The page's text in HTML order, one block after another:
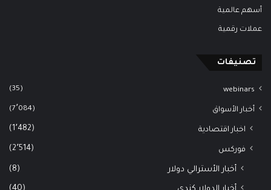
أسهم عالمية
عملات رقمية
تصنيفات
webinars
(35)
أخبار الأسواق (7٬084)
اخبار اقتصادية (1٬482)
فوركس (2٬514)
أخبار الأسترالي دولار (8)